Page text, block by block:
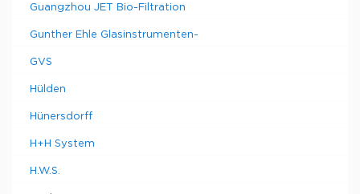
Guangzhou JET Bio-Filtration
Gunther Ehle Glasinstrumenten-
GVS
Hülden
Hünersdorff
H+H System
H.W.S.